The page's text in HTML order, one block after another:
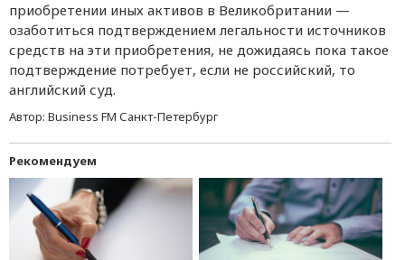
приобретении иных активов в Великобритании —
озаботиться подтверждением легальности источников
средств на эти приобретения, не дожидаясь пока такое
подтверждение потребует, если не российский, то
английский суд.
Автор: Business FM Санкт-Петербург
Рекомендуем